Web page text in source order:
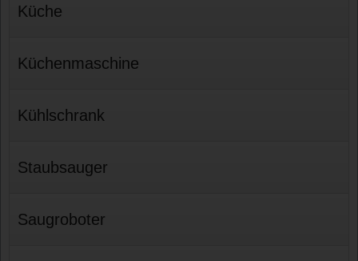
Küche
Küchenmaschine
Kühlschrank
Staubsauger
Saugroboter